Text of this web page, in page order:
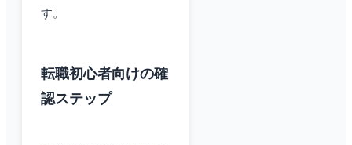
す。
転職初心者向けの確
認ステップ